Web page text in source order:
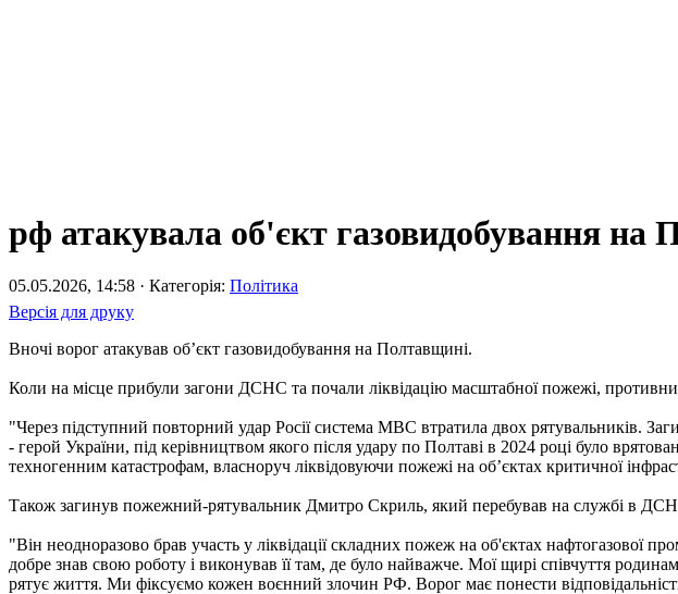
рф атакувала об'єкт газовидобування на
05.05.2026, 14:58 · Категорія: Політика
Версія для друку
Вночі ворог атакував обʼєкт газовидобування на Полтавщині.
Коли на місце прибули загони ДСНС та почали ліквідацію масштабної пожежі,
"Через підступний повторний удар Росії система МВС втратила двох рятувальників.
- герой України, під керівництвом якого після удару по Полтаві в 2024 році було
техногенним катастрофам, власноруч ліквідовуючи пожежі на обʼєктах критичної
Також загинув пожежний-рятувальник Дмитро Скриль, який перебував на службі в
"Він неодноразово брав участь у ліквідації складних пожеж на об'єктах нафтогазової
добре знав свою роботу і виконував її там, де було найважче. Мої щирі співчуття
рятує життя. Ми фіксуємо кожен воєнний злочин РФ. Ворог має понести